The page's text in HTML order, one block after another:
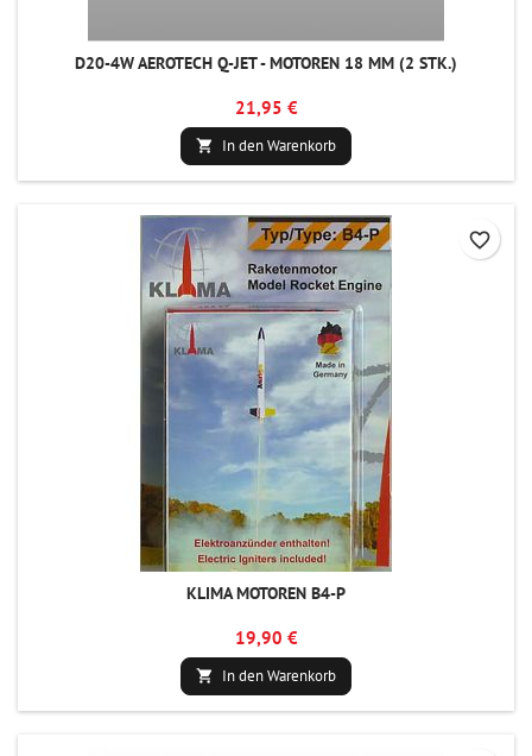
D20-4W AEROTECH Q-JET - MOTOREN 18 MM (2 STK.)
21,95 €
 In den Warenkorb
KLIMA MOTOREN B4-P
19,90 €
 In den Warenkorb
favorite_border